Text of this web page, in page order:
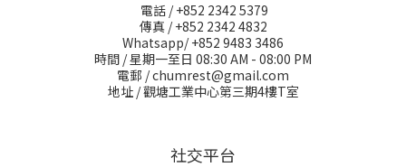
電話 / +852 2342 5379
傳真 / +852 2342 4832
Whatsapp/ +852 9483 3486
時間 / 星期一至日 08:30 AM - 08:00 PM
電郵 / chumrest@gmail.com
地址 / 觀塘工業中心第三期4樓T室
社交平台